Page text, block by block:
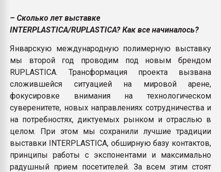
ПЕРЕЙТИ НА
– Сколько лет выставке
INTERPLASTICA/RUPLASTICA? Как все начиналось?
Январскую международную полимерную выставку
мы второй год проводим под новым брендом
RUPLASTICA. Трансформация проекта вызвана
сложившейся ситуацией на мировой арене,
фокусировке внимания на технологическом
суверенитете, новых направлениях сотрудничества и
на потребностях, диктуемых рынком и отраслью в
целом. При этом мы сохранили лучшие традиции
выставки INTERPLASTICA, обширную базу контактов,
принципы работы с экспонентами и максимально
радушный прием посетителей. За всем этим стоят